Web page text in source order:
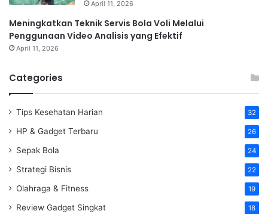
April 11, 2026
Meningkatkan Teknik Servis Bola Voli Melalui
Penggunaan Video Analisis yang Efektif
April 11, 2026
Categories
Tips Kesehatan Harian 32
HP & Gadget Terbaru 26
Sepak Bola 24
Strategi Bisnis 22
Olahraga & Fitness 19
Review Gadget Singkat 18